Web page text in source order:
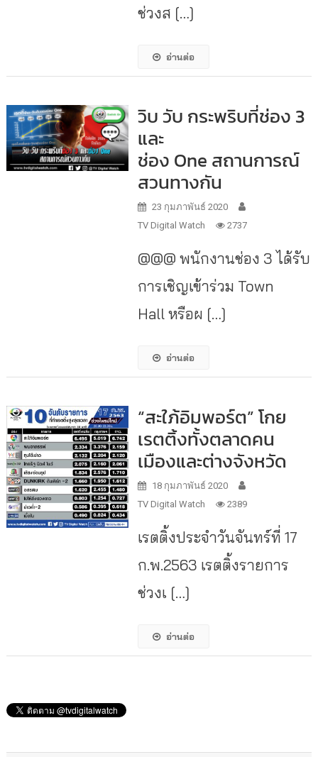
ช่วงส […]
อ่านต่อ
วิบ วับ กระพริบที่ช่อง 3
และ
ช่อง One สถานการณ์
สวนทางกัน
23 กุมภาพันธ์ 2020
TV Digital Watch
2737
@@@ พนักงานช่อง 3 ได้รับ
การเชิญเข้าร่วม Town
Hall หรือผ […]
อ่านต่อ
“สะใภ้อิมพอร์ต” โกย
เรตติ้งทั้งตลาดคน
เมืองและต่างจังหวัด
18 กุมภาพันธ์ 2020
TV Digital Watch
2389
เรตติ้งประจำวันจันทร์ที่ 17
ก.พ.2563 เรตติ้งรายการ
ช่วงเ […]
อ่านต่อ